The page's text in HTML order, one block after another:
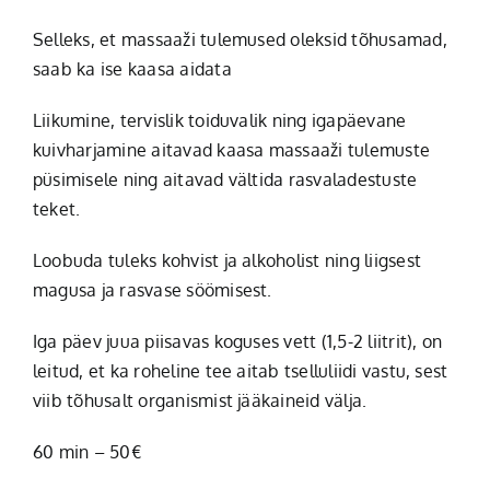
Selleks, et massaaži tulemused oleksid tõhusamad,
saab ka ise kaasa aidata
Liikumine, tervislik toiduvalik ning igapäevane
kuivharjamine aitavad kaasa massaaži tulemuste
püsimisele ning aitavad vältida rasvaladestuste
teket.
Loobuda tuleks kohvist ja alkoholist ning liigsest
magusa ja rasvase söömisest.
Iga päev juua piisavas koguses vett (1,5-2 liitrit), on
leitud, et ka roheline tee aitab tselluliidi vastu, sest
viib tõhusalt organismist jääkaineid välja.
60 min – 50€